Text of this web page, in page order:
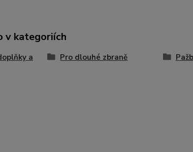
v kategoriích
a
Pro dlouhé zbraně